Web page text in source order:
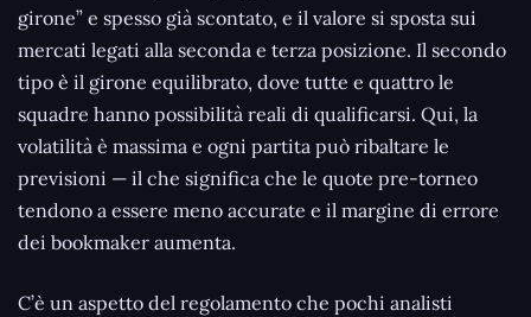
girone” e spesso già scontato, e il valore si sposta sui
mercati legati alla seconda e terza posizione. Il secondo
tipo è il girone equilibrato, dove tutte e quattro le
squadre hanno possibilità reali di qualificarsi. Qui, la
volatilità è massima e ogni partita può ribaltare le
previsioni — il che significa che le quote pre-torneo
tendono a essere meno accurate e il margine di errore
dei bookmaker aumenta.
C’è un aspetto del regolamento che pochi analisti